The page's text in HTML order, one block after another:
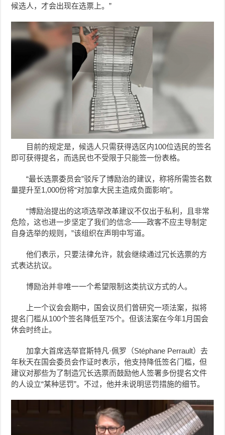
候选人，才会出现在选票上。”
目前的规定是，候选人只需获得选区内100位选民的签名
即可获得提名，而选民也不受限于只能签一份表格。
“最长选票委员会”驳斥了博励治的建议，称将所需签名数
量提升至1,000份将“对加拿大民主造成负面影响”。
“博励治提出的这项选举改革建议不仅出于私利，且非常
危险，这也进一步坚定了我们的信念——政客不应主导制定
自身选举的规则，”该组织在声明中写道。
他们表示，只要法律允许，就会继续通过冗长选票的方
式表达抗议。
博励治并非唯一一个希望限制这类抗议方式的人。
上一个议会会期中，国会议员们曾研究一项法案，拟将
提名门槛从100个签名降低至75个。但该法案在今年1月国会
休会时终止。
加拿大首席选举官斯特凡·佩罗（Stéphane Perrault）去
年秋天在国会委员会作证时表示，他支持降低签名门槛，但
建议对那些为了制造冗长选票而鼓励他人签署多份提名文件
的人设立“某种惩罚”。不过，他并未说明惩罚措施的细节。